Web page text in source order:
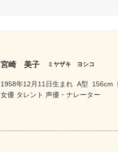
宮崎 美子 ミヤザキ ヨシコ
1958年12月11日生まれ A型 156cm
女優 タレント 声優・ナレーター